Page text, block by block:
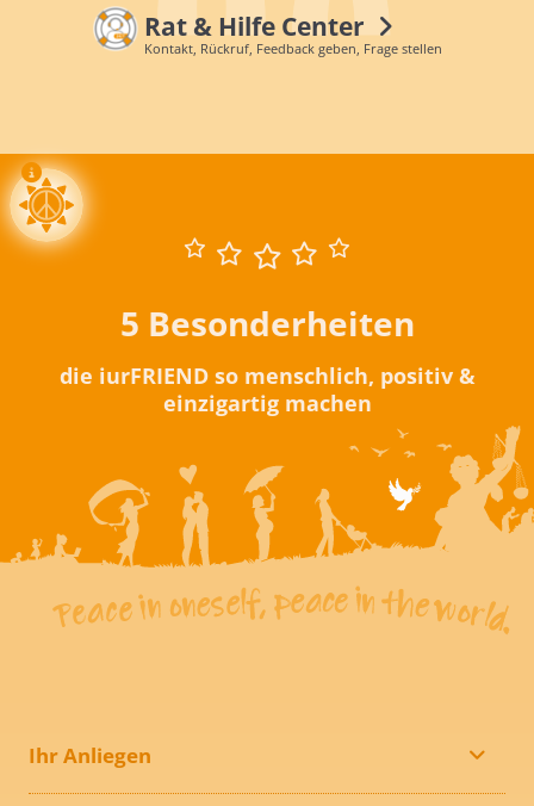
Rat & Hilfe Center
Kontakt, Rückruf, Feedback geben, Frage stellen
5 Besonderheiten
die iurFRIEND so menschlich, positiv &
einzigartig machen
Ihr Anliegen